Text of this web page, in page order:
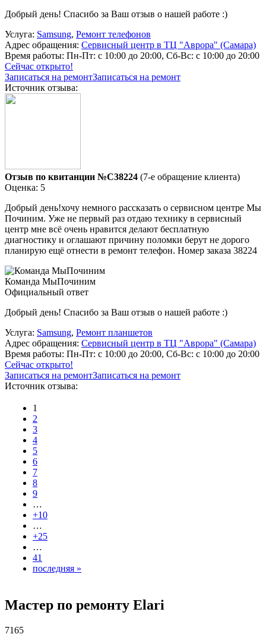
Добрый день! Спасибо за Ваш отзыв о нашей работе :)
Услуга: Samsung, Ремонт телефонов
Адрес обращения: Сервисный центр в ТЦ "Аврора" (Самара)
Время работы: Пн-Пт: с 10:00 до 20:00, Сб-Вс: с 10:00 до 20:00
Сейчас открыто!
Записаться на ремонтЗаписаться на ремонт
Источник отзыва:
Отзыв по квитанции №C38224 (7-е обращение клиента)
Оценка: 5
Добрый день!хочу немного рассказать о сервисном центре Мы
Починим. Уже не первый раз отдаю технику в сервисный
центр мне всё очень нравится делают бесплатную
диагностику и оглашают причину поломки берут не дорого
планирую ещё отнести в ремонт телефон. Номер заказа 38224
Команда МыПочиним
Официальный ответ
Добрый день! Спасибо за Ваш отзыв о нашей работе :)
Услуга: Samsung, Ремонт планшетов
Адрес обращения: Сервисный центр в ТЦ "Аврора" (Самара)
Время работы: Пн-Пт: с 10:00 до 20:00, Сб-Вс: с 10:00 до 20:00
Сейчас открыто!
Записаться на ремонтЗаписаться на ремонт
Источник отзыва:
1
2
3
4
5
6
7
8
9
…
+10
…
+25
…
41
последняя »
Мастер по ремонту Elari
7165